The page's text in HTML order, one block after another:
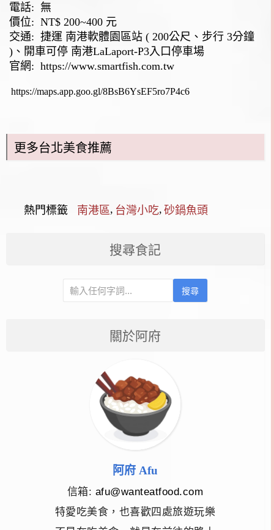
電話: 無
價位: NT$ 200~400 元
交通: 捷運 南港軟體園區站 ( 200公尺、步行 3分鐘
)、開車可停 南港LaLaport-P3入口停車場
官網: https://www.smartfish.com.tw
https://maps.app.goo.gl/8BsB6YsEF5ro7P4c6
更多台北美食推薦
熱門標籤 南港區, 台灣小吃, 砂鍋魚頭
搜尋食記
搜尋
關於阿府
阿府 Afu
信箱: afu@wanteatfood.com
特愛吃美食，也喜歡四處旅遊玩樂